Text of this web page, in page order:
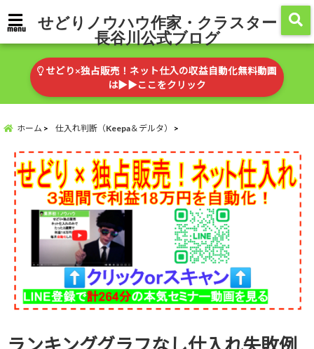
menu せどりノウハウ作家・クラスター
長谷川公式ブログ
せどり×独占販売！ネット仕入の収益自動化無料動画
は▶︎▶︎ここをクリック
ホーム 仕入れ判断（Keepa＆デルタ）